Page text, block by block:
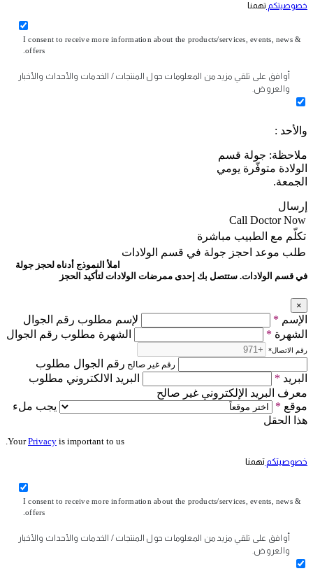
خصوصيتكم تهمنا
I consent to receive more information about the products/services, events, news &
offers.
أوافق على تلقي مزيد من المعلومات حول المنتجات / الخدمات والأحداث والأخبار
والعروض.
والأحد :
ملاحظة: جولة قسم
الولادة متوفّرة يومي
الجمعة.
إرسال
Call Doctor Now
تكلّم مع الطبيب مباشرة
طلب موعد احجز جولة في قسم الولادات
املأ النموذج أدناه لحجز جولة
في قسم الولادات. ستتصل بك إحدى ممرضات الولادات لتأكيد الحجز
×
الإسم *
لإسم مطلوب رقم الجوال
الشهرة * الشهرة مطلوب رقم الجوال
رقم الاتصال*
رقم غير صالح رقم الجوال مطلوب
البريد *
البريد الالكتروني مطلوب
معرف البريد الإلكتروني غير صالح
موقع *
يجب ملء
هذا الحقل
YourPrivacy is important to us.
خصوصيتكم تهمنا
I consent to receive more information about the products/services, events, news &
offers.
أوافق على تلقي مزيد من المعلومات حول المنتجات / الخدمات والأحداث والأخبار
والعروض.